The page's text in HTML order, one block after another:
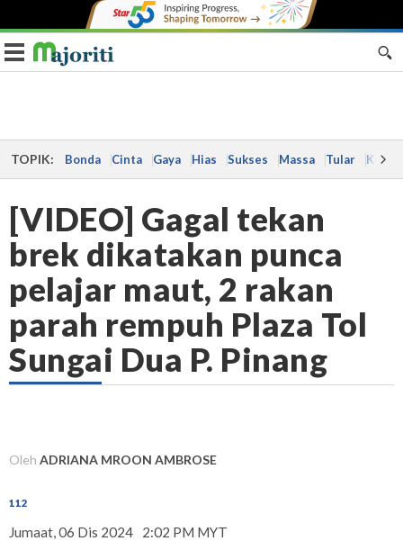
Toggle navigation
TOPIK: Bonda Cinta Gaya Hias Sukses Massa Tular Kes
[VIDEO] Gagal tekan
brek dikatakan punca
pelajar maut, 2 rakan
parah rempuh Plaza Tol
Sungai Dua P. Pinang
Oleh ADRIANA MROON AMBROSE
112
Jumaat, 06 Dis 2024 2:02 PM MYT